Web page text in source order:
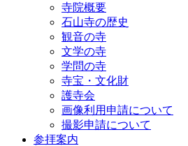
寺院概要
石山寺の歴史
観音の寺
文学の寺
学問の寺
寺宝・文化財
護寺会
画像利用申請について
撮影申請について
参拝案内